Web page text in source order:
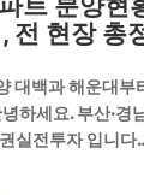
전 현장 총
대백과 해운대부
하세요. 부산·경
실전투자 입니